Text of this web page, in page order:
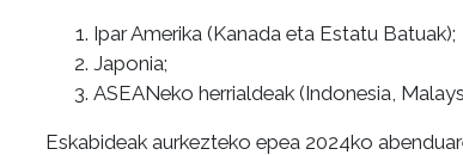
Ipar Amerika (Kanada eta Estatu Batuak);
Japonia;
ASEANeko herrialdeak (Indonesia,
Eskabideak aurkezteko epea 2024ko